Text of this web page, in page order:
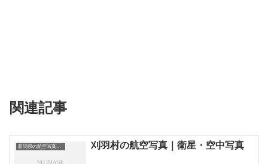
関連記事
新潟県の航空写真・空中写真 刈羽村の航空写真｜衛星・空中写真